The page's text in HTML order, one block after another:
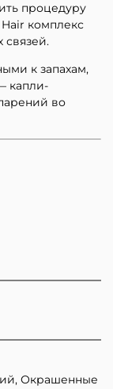
процедуру
Hair комплекс
связей.
к запахам,
капли-
во
Окрашенные